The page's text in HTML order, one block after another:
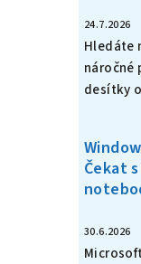
24.7.2026
Hledáte
náročné
desítky
Čekat
30.6.2026